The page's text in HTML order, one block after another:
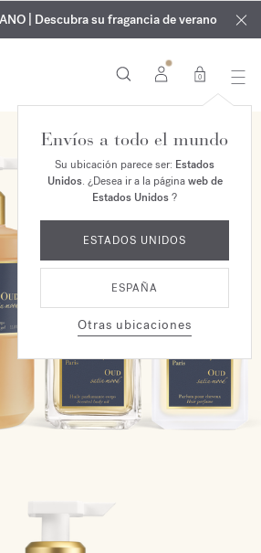
la nueva fragancia OUD
velvet mood
en su pedido*
| En todas las fragancias y aceites
hasta el 9 de agosto
| Descubra su fragancia de verano
0
Envíos a todo el mundo
Su ubicación parece ser: Estados
Unidos. ¿Desea ir a la páginaweb de
Estados Unidos?
ESTADOS UNIDOS
ESPAÑA
Otras ubicaciones
EXCLUSIVO EN LÍNEA